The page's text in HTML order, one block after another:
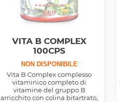
VITA B COMPLEX
100CPS
NON DISPONIBILE
Vita B Complex complesso
vitaminico completo di
vitamine del gruppo B
arricchito con colina bitartrato,